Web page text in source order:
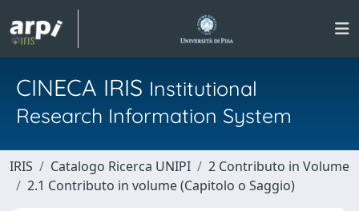
CINECA IRIS Institutional
Research Information System
IRIS Catalogo Ricerca UNIPI
2 Contributo in Volume
2.1 Contributo in volume (Capitolo o Saggio)